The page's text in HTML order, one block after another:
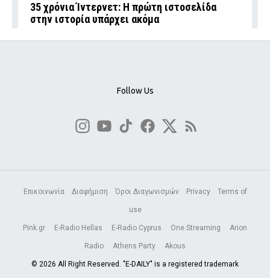
35 χρόνια Ίντερνετ: Η πρώτη ιστοσελίδα
στην ιστορία υπάρχει ακόμα
Follow Us
Επικοινωνία Διαφήμιση Όροι Διαγωνισμών Privacy Terms of
use
Pink.gr E-Radio Hellas E-Radio Cyprus One Streaming Arion
Radio Athens Party Akous
© 2026 All Right Reserved. "E-DAILY" is a registered trademark